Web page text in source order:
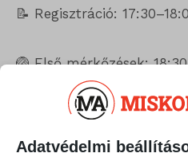
📝 Regisztráció:
🏐 Első mérkőzések: 18:30
💡 Villanyfényes
Adatvédelmi